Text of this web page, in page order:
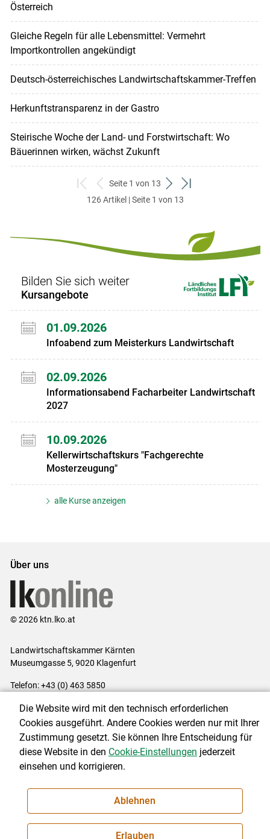
Österreich
Gleiche Regeln für alle Lebensmittel: Vermehrt
Importkontrollen angekündigt
Deutsch-österreichisches Landwirtschaftskammer-Treffen
Herkunftstransparenz in der Gastro
Steirische Woche der Land- und Forstwirtschaft: Wo
Bäuerinnen wirken, wächst Zukunft
zum
ersten
zurück
zum
Seite 1 von 13
weiter
zum
zum
126 Artikel | Seite 1 von 13
Bilden Sie sich weiter
Kursangebote
01.09.2026
Infoabend zum Meisterkurs Landwirtschaft
02.09.2026
Informationsabend Facharbeiter Landwirtschaft
2027
10.09.2026
Kellerwirtschaftskurs "Fachgerechte
Mosterzeugung"
alle Kurse anzeigen
Über uns
© 2026 ktn.lko.at
Landwirtschaftskammer Kärnten
Museumgasse 5, 9020 Klagenfurt
Telefon: +43 (0) 463 5850
Impressum|Kontakt|Datenschutzerklärung|Barrierefreiheit|
Cookie-Einstellungen
NEWSLETTER
Die Website wird mit den technisch erforderlichen
Cookies ausgeführt. Andere Cookies werden nur mit Ihrer
Zustimmung gesetzt. Sie können Ihre Entscheidung für
diese Website in den Cookie-Einstellungen jederzeit
einsehen und korrigieren.
Ablehnen
Erlauben